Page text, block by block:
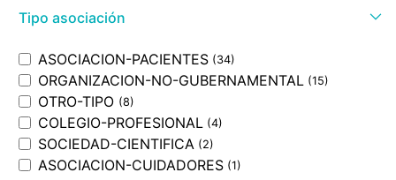
Tipo asociación
ASOCIACION-PACIENTES (34)
ORGANIZACION-NO-GUBERNAMENTAL (15)
OTRO-TIPO (8)
COLEGIO-PROFESIONAL (4)
SOCIEDAD-CIENTIFICA (2)
ASOCIACION-CUIDADORES (1)